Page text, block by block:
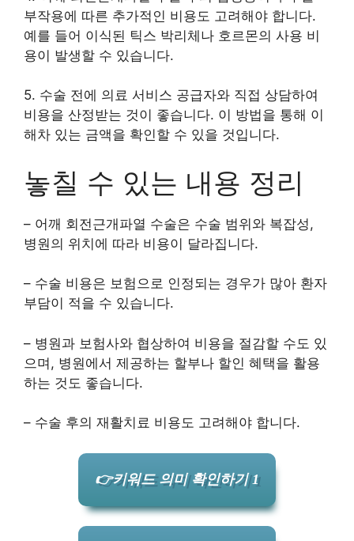
부작용에 따른 추가적인 비용도 고려해야 합니다.
예를 들어 이식된 틱스 박리체나 호르몬의 사용 비
용이 발생할 수 있습니다.
5. 수술 전에 의료 서비스 공급자와 직접 상담하여
비용을 산정받는 것이 좋습니다. 이 방법을 통해 이
해차 있는 금액을 확인할 수 있을 것입니다.
놓칠 수 있는 내용 정리
– 어깨 회전근개파열 수술은 수술 범위와 복잡성,
병원의 위치에 따라 비용이 달라집니다.
– 수술 비용은 보험으로 인정되는 경우가 많아 환자
부담이 적을 수 있습니다.
– 병원과 보험사와 협상하여 비용을 절감할 수도 있
으며, 병원에서 제공하는 할부나 할인 혜택을 활용
하는 것도 좋습니다.
– 수술 후의 재활치료 비용도 고려해야 합니다.
👉키워드 의미 확인하기 1